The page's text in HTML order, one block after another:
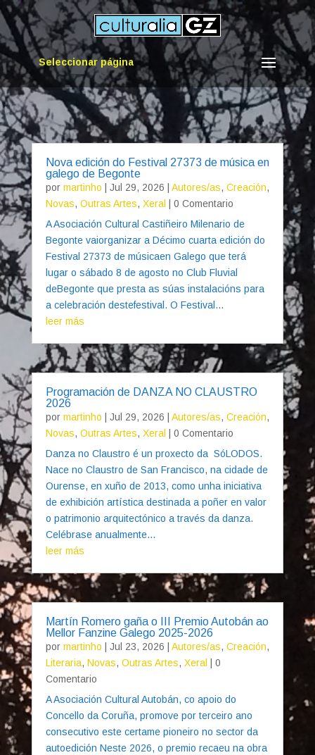
Seleccionar página
Nova edición do Festival 27373 de música en
galego de Begonte
por martinho Jul 29, 2026 Autores/as, Creación,
Novas, Outras Artes, Xeral
| 0 Comentario
A Asociación Cultural Castiñeiro Milenario de
Begonte vaiorganizar a Décimo cuarta edición do
Festival 27373 de músicaen Galego que terá
lugar o sábado 8 de agosto no Club Fluvial
deBegonte que presta as súas instalacións para
a celebración destefestival. O Festival...
leer más
Programación de DANZA NO CLAUSTRO
2026
por martinho Jul 29, 2026 Autores/as, Creación,
Novas, Outras Artes, Xeral
| 0 Comentario
Danza no Claustro é un proxecto da SóLODOS.
Nace no Claustro de San Francisco, na cidade de
Ourense, en xuño de 2013, como unha iniciativa
de exhibición artística destinada a poñer en valor
o patrimonio arquitectónico a través da danza.
Celébrase anualmente...
leer más
Martín Romero gaña o III Premio Autobán ao
Mellor Fanzine Galego 2025-2026
por martinho Jul 23, 2026 Autores/as, Creación,
Literaria, Novas, Outras Artes, Xeral
| 0
Comentario
A Asociación Cultural Autobán, co apoio do
Concello da Coruña, promove por terceiro ano
consecutivo este certame pioneiro no sector da
autoedición Neste 2026, o premio recaeu na obra